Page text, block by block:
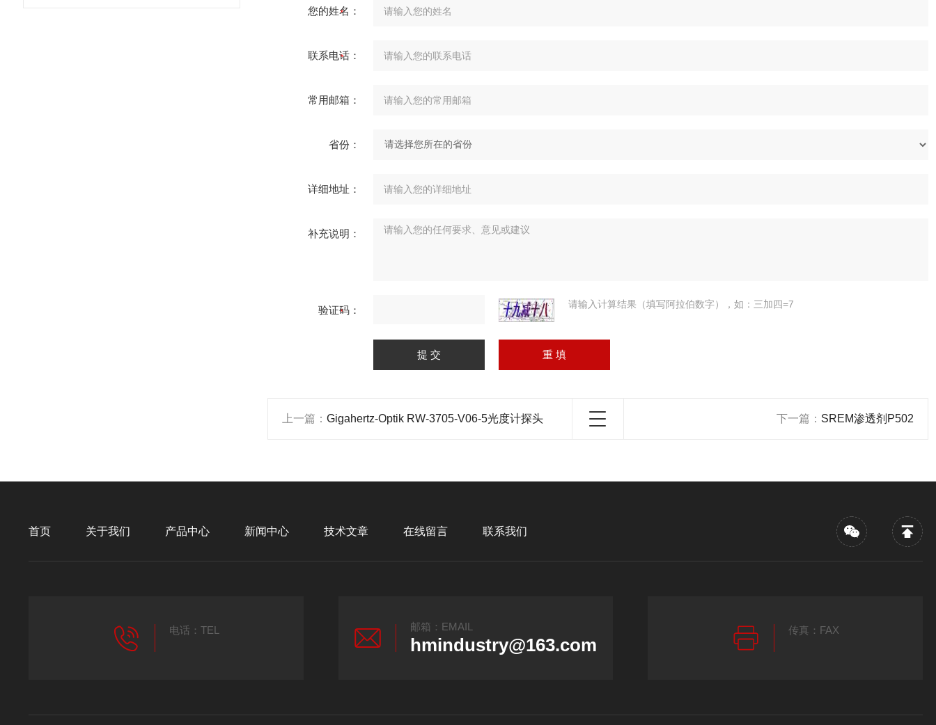
您的姓名：
联系电话：
常用邮箱：
省份：
详细地址：
补充说明：
验证码： 请输入计算结果（填写阿拉伯数字），如：三加四=7
上一篇： Gigahertz-Optik RW-3705-V06-5光度计探头 下一篇： SREM渗透剂P502
首页 关于我们 产品中心 新闻中心 技术文章 在线留言 联系我们
电话：TEL 邮箱：EMAIL
hmindustry@163.com
传真：FAX